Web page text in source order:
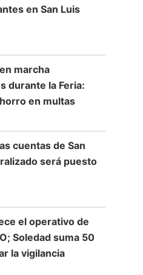
en San Luis
marcha
durante la Feria:
en multas
cuentas de San
será puesto
el operativo de
Soledad suma 50
la vigilancia